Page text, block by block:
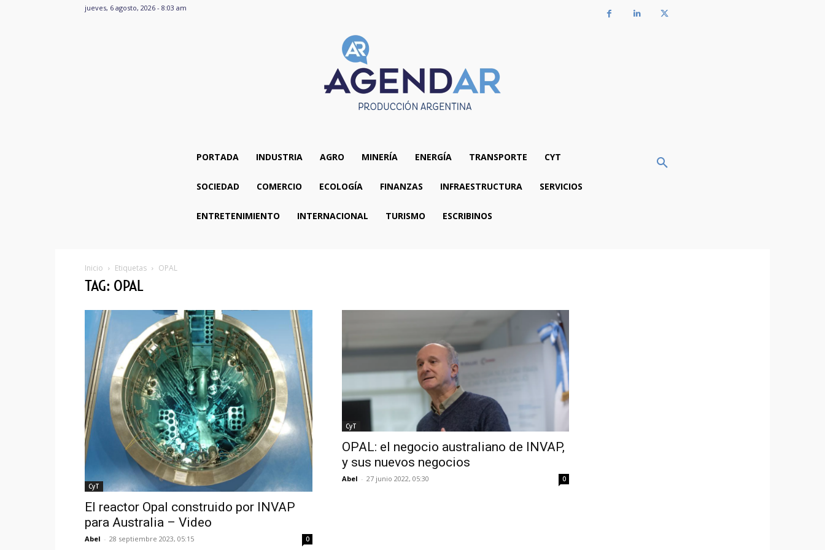
jueves, 6 agosto, 2026 - 8:03 am
PORTADA INDUSTRIA AGRO MINERÍA ENERGÍA TRANSPORTE CYT
SOCIEDAD COMERCIO ECOLOGÍA FINANZAS INFRAESTRUCTURA SERVICIOS
ENTRETENIMIENTO INTERNACIONAL TURISMO ESCRIBINOS
Inicio Etiquetas OPAL
TAG: OPAL
CyT
El reactor Opal construido por INVAP
para Australia – Video
Abel - 28 septiembre 2023, 05:15 0
CyT
OPAL: el negocio australiano de INVAP,
y sus nuevos negocios
Abel - 27 junio 2022, 05:30 0